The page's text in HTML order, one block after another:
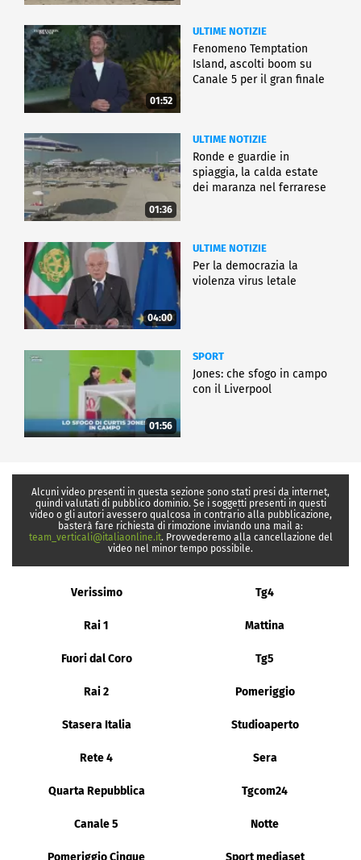
01:52
ULTIME NOTIZIE
Fenomeno Temptation
Island, ascolti boom su
Canale 5 per il gran finale
01:36
ULTIME NOTIZIE
Ronde e guardie in
spiaggia, la calda estate
dei maranza nel ferrarese
04:00
ULTIME NOTIZIE
Per la democrazia la
violenza virus letale
01:56
SPORT
Jones: che sfogo in campo
con il Liverpool
Alcuni video presenti in questa sezione sono stati presi da internet,
quindi valutati di pubblico dominio. Se i soggetti presenti in questi
video o gli autori avessero qualcosa in contrario alla pubblicazione,
basterà fare richiesta di rimozione inviando una mail a:
team_verticali@italiaonline.it. Provvederemo alla cancellazione del
video nel minor tempo possibile.
Verissimo Tg4
Rai 1 Mattina
Fuori dal Coro Tg5
Rai 2 Pomeriggio
Stasera Italia Studioaperto
Rete 4 Sera
Quarta Repubblica Tgcom24
Canale 5 Notte
Pomeriggio Cinque Sport mediaset